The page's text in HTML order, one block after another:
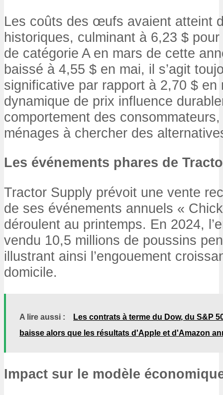
Les coûts des œufs avaient atteint
historiques, culminant à 6,23 $
de catégorie A en mars de cette
baissé à 4,55 $ en mai, il s’agit
significative par rapport à 2,70 $ en
dynamique de prix influence
comportement des
ménages à chercher des
Les événements phares de
Tractor Supply prévoit une vente
de ses événements annuels «
déroulent au printemps. En 2024,
vendu 10,5 millions de poussins
illustrant ainsi l’engouement
domicile.
A lire aussi :
Les contrats à terme du Dow, du S&P
baisse alors que les résultats d'Apple et d'Amazon
Impact sur le modèle